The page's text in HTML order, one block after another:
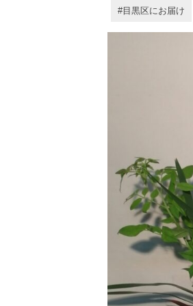
目黒区にお届け